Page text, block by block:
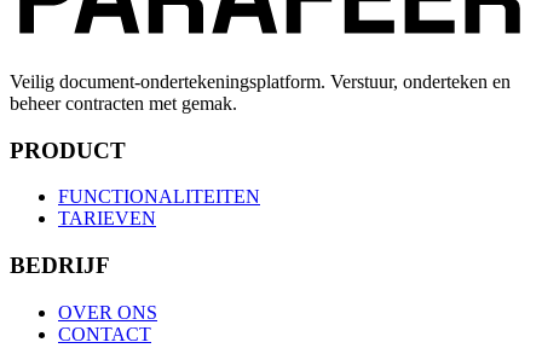
Veilig document-ondertekeningsplatform. Verstuur, onderteken en
beheer contracten met gemak.
PRODUCT
FUNCTIONALITEITEN
TARIEVEN
BEDRIJF
OVER ONS
CONTACT